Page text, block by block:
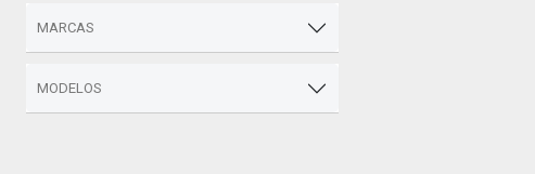
MARCAS
MODELOS